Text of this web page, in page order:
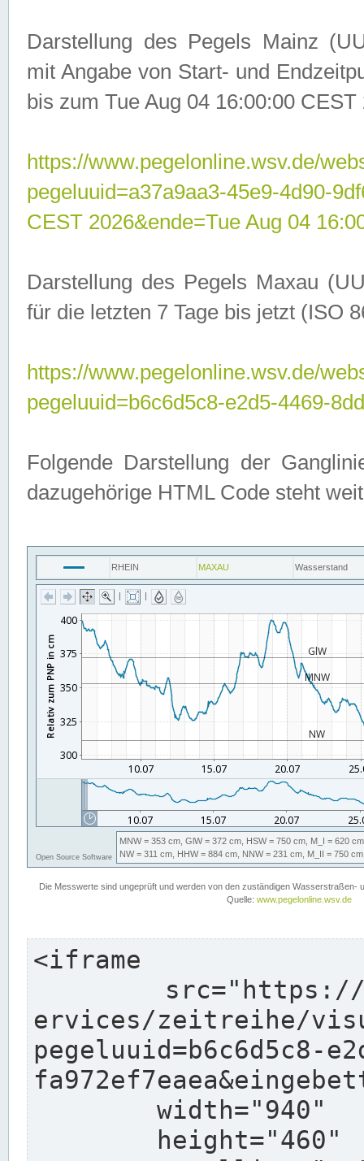
Darstellung des Pegels Mainz
mit Angabe von Start- und
bis zum Tue Aug 04 16:00:00 CEST
https://www.pegelonline.wsv.de/
pegeluuid=a37a9aa3-45e9-4d90-
CEST 2026&ende=Tue Aug 04
Darstellung des Pegels Maxau
für die letzten 7 Tage bis jetzt (ISO
https://www.pegelonline.wsv.de/
pegeluuid=b6c6d5c8-e2d5-4469-
Folgende Darstellung der
dazugehörige HTML Code steht
<iframe
ervices/zeitreihe/
pegeluuid=b6c6d5c8-